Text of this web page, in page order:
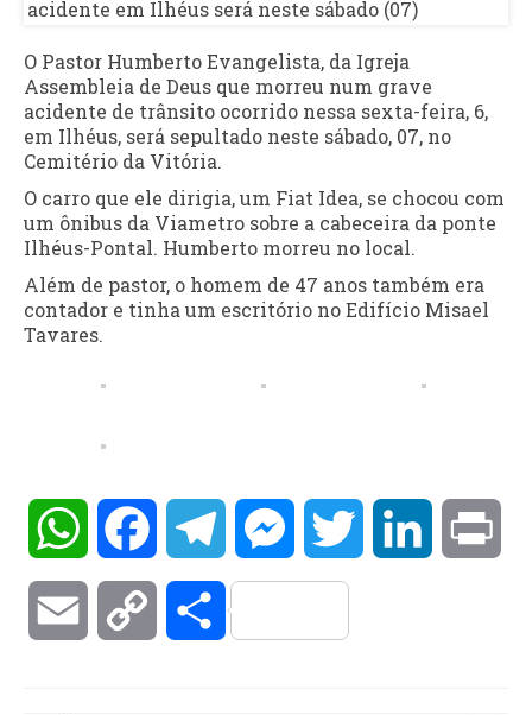
O Pastor Humberto Evangelista, da Igreja
Assembleia de Deus que morreu num grave
acidente de trânsito ocorrido nessa sexta-feira, 6,
em Ilhéus, será sepultado neste sábado, 07, no
Cemitério da Vitória.
O carro que ele dirigia, um Fiat Idea, se chocou com
um ônibus da Viametro sobre a cabeceira da ponte
Ilhéus-Pontal. Humberto morreu no local.
Além de pastor, o homem de 47 anos também era
contador e tinha um escritório no Edifício Misael
Tavares.
WhatsAppFacebookTelegramMessengerTwitter LinkedIn
Email Copy Compartilhar